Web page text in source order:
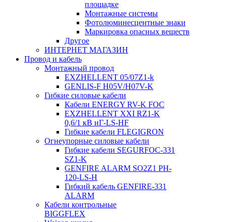
площадке
Монтажные системы
Фотолюминесцентные знаки
Маркировка опасных веществ
Другое
ИНТЕРНЕТ МАГАЗИН
Провод и кабель
Монтажный провод
EXZHELLENT 05/07Z1-k
GENLIS-F Н05V/H07V-K
Гибкие силовые кабели
Кабели ENERGY RV-K FOC
EXZHELLENT XXI RZ1-K
0,6/1 кВ нГ-LS-HF
Гибкие кабели FLEGIGRON
Огнеупорные силовые кабели
Гибкие кабели SEGURFOC-331
SZ1-K
GENFIRE ALARM SO2Z1 PH-
120-LS-H
Гибкий кабель GENFIRE-331
ALARM
Кабели контрольные
BIGGFLEX